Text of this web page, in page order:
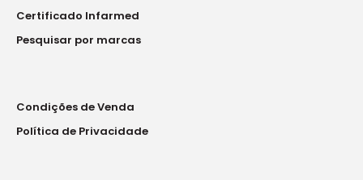
Certificado Infarmed
Pesquisar por marcas
Condições de Venda
Política de Privacidade